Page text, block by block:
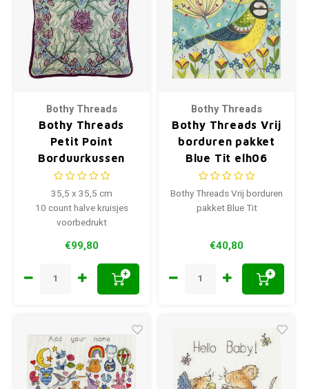
Bothy Threads
Bothy Threads
Petit Point
Borduurkussen
Heritage Blooms
35,5 x 35,5 cm
10 count halve kruisjes
voorbedrukt
€99,80
+
Bothy Threads
Bothy Threads Vrij
borduren pakket
Blue Tit elh06
Bothy Threads Vrij borduren
pakket Blue Tit
€40,80
+